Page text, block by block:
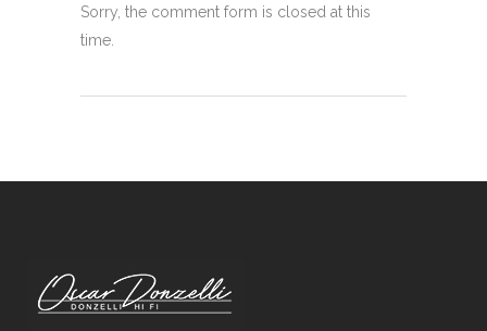
Sorry, the comment form is closed at this
time.